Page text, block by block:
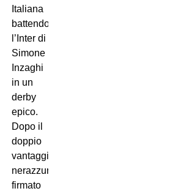
Italiana
battendo
l’Inter di
Simone
Inzaghi
in un
derby
epico.
Dopo il
doppio
vantaggio
nerazzurro
firmato